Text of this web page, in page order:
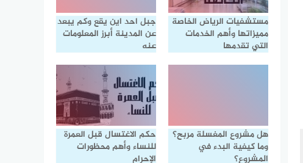
مستشفيات الرياض الخاصة
مميزاتها وأهم الخدمات
التي تقدمها
جبل احد اين يقع وكم يبعد
عن المدينة أبرز المعلومات
عنه
هل مشروع المغسلة مربح؟
وما كيفية البدء في
المشروع؟
حكم الاغتسال قبل العمرة
للنساء وأهم محظورات
الإحرام